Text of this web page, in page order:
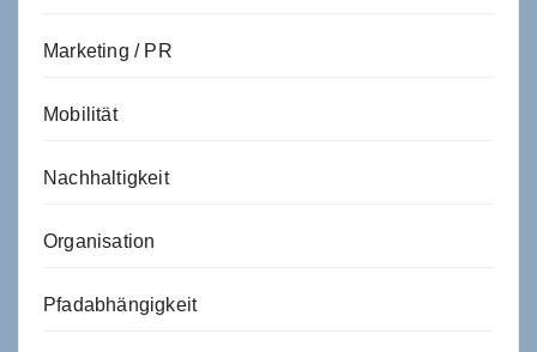
Marketing / PR
Mobilität
Nachhaltigkeit
Organisation
Pfadabhängigkeit